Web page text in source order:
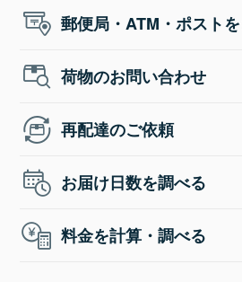
郵便局・ATM・ポスト
荷物のお問い合わせ
再配達のご依頼
お届け日数を調べる
料金を計算・調べる